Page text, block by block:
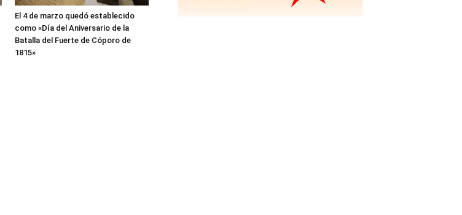
El 4 de marzo quedó establecido
como «Día del Aniversario de la
Batalla del Fuerte de Cóporo de
1815»